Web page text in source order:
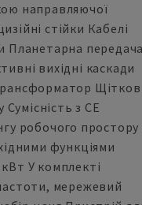
направляючої
стійки Кабелі
Планетарна
вихідні каскади
з CE
робочого простору
функціями
У комплекті
мережевий